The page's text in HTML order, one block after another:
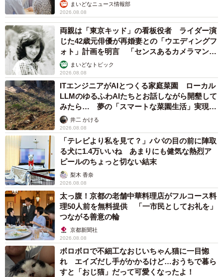
まいどなニュース情報部
2026.08.08
両親は「東京キッド」の看板役者 ライダー演
じた42歳元俳優が再婚妻との「ウエディングフ
ォト」計画を明言 「センスあるカメラマン求
む」まいどなトピック
2026.08.08
ITエンジニアがAIとつくる家庭菜園 ローカル
LLMのゆるふわAIたちとお話しながら開墾して
みたら… 夢の「スマートな菜園生活」実現な
るか井二 かける
2026.08.08
「テレビより私を見て？」パパの目の前に陣取
る犬に1.4万いいね あまりにも健気な熱烈ア
ピールのちょっと切ない結末
梨木 香奈
2026.08.08
太っ腹！京都の老舗中華料理店がフルコース料
理50人前を無料提供 「一市民としてお礼を」
つながる善意の輪
京都新聞社
2026.08.08
ボロボロで不細工なおじいちゃん猫に一目惚
れ エイズだし手がかかるけど…おうちで暮ら
すと「おじ猫」だって可愛くなったよ！